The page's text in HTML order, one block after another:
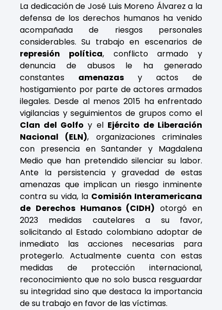
La dedicación de José Luis Moreno Álvarez a la
defensa de los derechos humanos ha venido
acompañada de riesgos personales
considerables. Su trabajo en escenarios de
represión política, conflicto armado y
denuncia de abusos le ha generado
constantes amenazas y actos de
hostigamiento por parte de actores armados
ilegales. Desde al menos 2015 ha enfrentado
vigilancias y seguimientos de grupos como el
Clan del Golfo y el Ejército de Liberación
Nacional (ELN), organizaciones criminales
con presencia en Santander y Magdalena
Medio que han pretendido silenciar su labor.
Ante la persistencia y gravedad de estas
amenazas que implican un riesgo inminente
contra su vida, la Comisión Interamericana
de Derechos Humanos (CIDH) otorgó en
2023 medidas cautelares a su favor,
solicitando al Estado colombiano adoptar de
inmediato las acciones necesarias para
protegerlo. Actualmente cuenta con estas
medidas de protección internacional,
reconocimiento que no solo busca resguardar
su integridad sino que destaca la importancia
de su trabajo en favor de las víctimas.